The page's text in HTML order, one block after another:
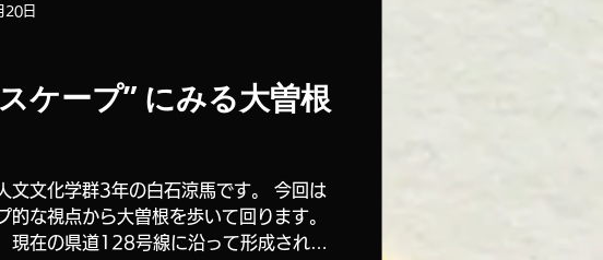
ケープ” にみる大曽根
文文化学群3年の白石涼馬です。 今回は
的な視点から大曽根を歩いて回ります。
現在の県道128号線に沿って形成された
20日